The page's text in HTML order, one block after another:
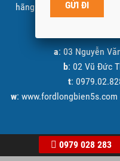
hãng. Quý khách có nhu
a: 03 Nguyễn
b: 02 Vũ Đức
t:
w: www.fordlongbien5s.com
© 2026
0979 028 283